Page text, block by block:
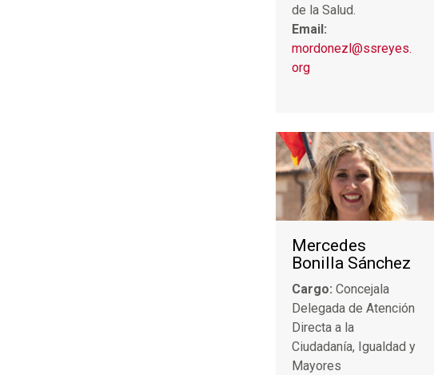
de la Salud.
Email:
mordonezl@ssreyes.
org
Mercedes
Bonilla Sánchez
Cargo: Concejala
Delegada de Atención
Directa a la
Ciudadanía, Igualdad y
Mayores